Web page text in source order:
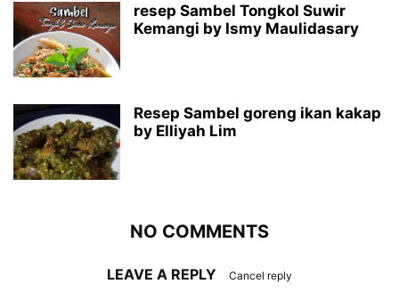
resep Sambel Tongkol Suwir
Kemangi by Ismy Maulidasary
Resep Sambel goreng ikan kakap
by Elliyah Lim
NO COMMENTS
LEAVE A REPLY Cancel reply